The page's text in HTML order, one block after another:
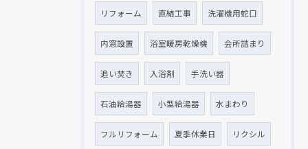
リフォーム 直結工事 洗濯機用蛇口
内窓設置 浴室暖房乾燥機 会所詰まり
追い焚き 入浴剤 手洗い器
石油給湯器 小型給湯器 水まわり
フルリフォーム 夏季休業日 リクシル
クリックでチラシのページにジャンプします
クリックでチラシのページにジャンプします